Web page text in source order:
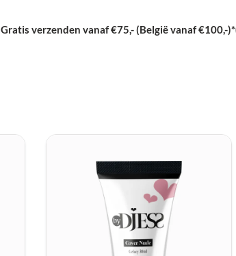
Gratis verzenden vanaf €75,- (België vanaf €100,-)*